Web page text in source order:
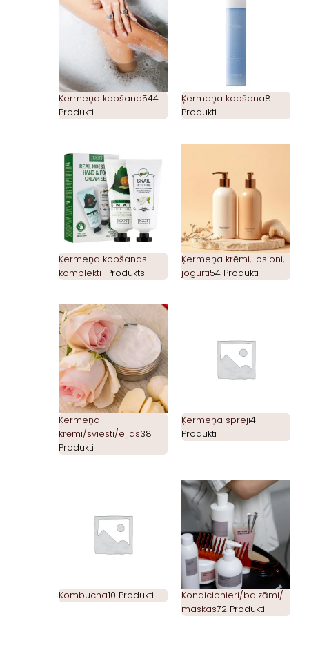
Ķermeņa kopšana544
Produkti
Ķermeņa kopšana8
Produkti
Ķermeņa kopšanas
komplekti1 Produkts
Ķermeņa krēmi, losjoni,
jogurti54 Produkti
Ķermeņa
krēmi/sviesti/eļļas38
Produkti
Ķermeņa spreji4
Produkti
Kombucha10 Produkti
Kondicionieri/balzāmi/
maskas72 Produkti